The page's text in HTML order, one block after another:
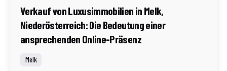
Verkauf von Luxusimmobilien in Melk,
Niederösterreich: Die Bedeutung einer
ansprechenden Online-Präsenz
Melk